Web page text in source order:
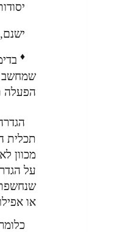
♦
שמחשב
הפעלה
תכלית
מכוון
על
או